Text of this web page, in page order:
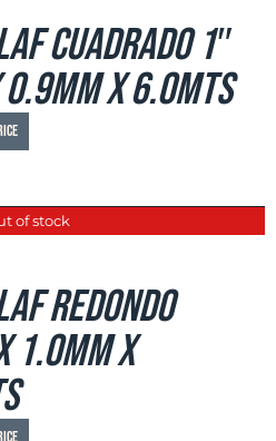
Cuadrado 1″
x 6.0mts
of stock
Redondo
1.0mm x